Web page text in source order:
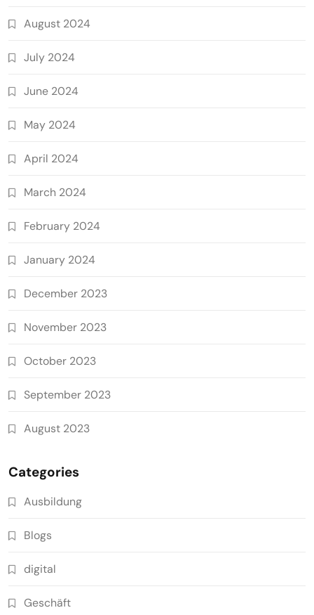
August 2024
July 2024
June 2024
May 2024
April 2024
March 2024
February 2024
January 2024
December 2023
November 2023
October 2023
September 2023
August 2023
Categories
Ausbildung
Blogs
digital
Geschäft